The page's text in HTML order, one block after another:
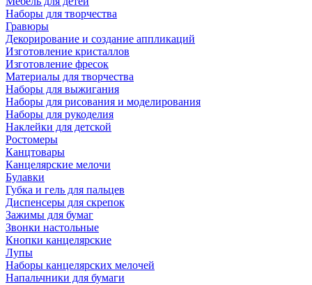
Наборы для творчества
Гравюры
Декорирование и создание аппликаций
Изготовление кристаллов
Изготовление фресок
Материалы для творчества
Наборы для выжигания
Наборы для рисования и моделирования
Наборы для рукоделия
Наклейки для детской
Ростомеры
Канцтовары
Канцелярские мелочи
Булавки
Губка и гель для пальцев
Диспенсеры для скрепок
Зажимы для бумаг
Звонки настольные
Кнопки канцелярские
Лупы
Наборы канцелярских мелочей
Напальчники для бумаги